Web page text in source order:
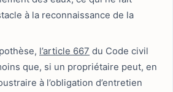
à la reconnaissance de la
l’article 667 du Code civil
que, si un propriétaire peut, en
à l’obligation d’entretien